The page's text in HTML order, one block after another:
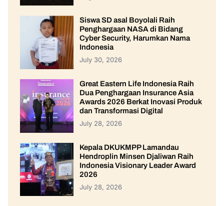
Siswa SD asal Boyolali Raih
Penghargaan NASA di Bidang
Cyber Security, Harumkan Nama
Indonesia
July 30, 2026
Great Eastern Life Indonesia Raih
Dua Penghargaan Insurance Asia
Awards 2026 Berkat Inovasi Produk
dan Transformasi Digital
July 28, 2026
Kepala DKUKMPP Lamandau
Hendroplin Minsen Djaliwan Raih
Indonesia Visionary Leader Award
2026
July 28, 2026